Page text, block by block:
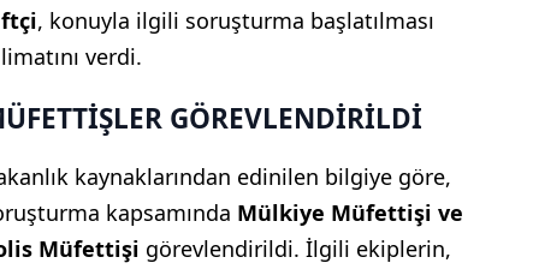
, konuyla ilgili soruşturma başlatılması
verdi.
GÖREVLENDİRİLDİ
kaynaklarından edinilen bilgiye göre,
kapsamında Mülkiye Müfettişi ve
Müfettişi görevlendirildi. İlgili ekiplerin,